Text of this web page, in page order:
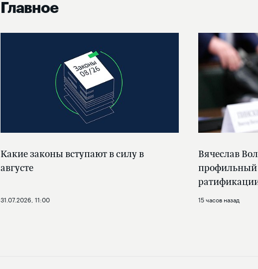
Главное
Какие законы вступают в силу в
августе
31.07.2026, 11:00
Вячеслав
профильный
15 часов назад